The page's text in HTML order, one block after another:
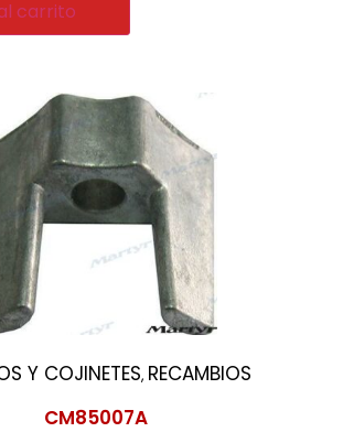
carrito
Y COJINETES, RECAMBIOS
CM85007A